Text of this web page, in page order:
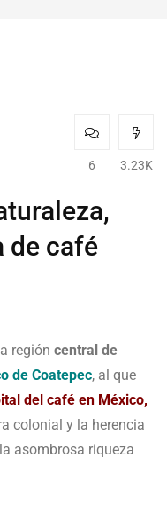
6 3.23K
de café
región central de
de Coatepec, al que
del café en México,
colonial y la herencia
asombrosa riqueza